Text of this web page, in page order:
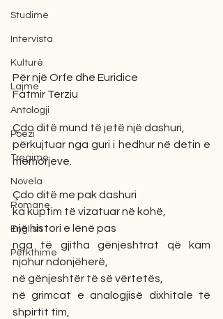
Studime
Intervista
Kulturë
Lajme
Antologji
Poezi
Tregime
Novela
Romane
English
Përkthime
Për një Orfe dhe Euridice
Fatmir Terziu
Çdo ditë mund të jetë një dashuri,
përkujtuar nga guri i hedhur në detin e
memorjeve.
Çdo ditë me pak dashuri
ka kuptim të vizatuar në kohë,
një histori e lënë pas
nga të gjitha gënjeshtrat që kam
njohur ndonjëherë,
në gënjeshtër të së vërtetës,
në grimcat e analogjisë dixhitale të
shpirtit tim,